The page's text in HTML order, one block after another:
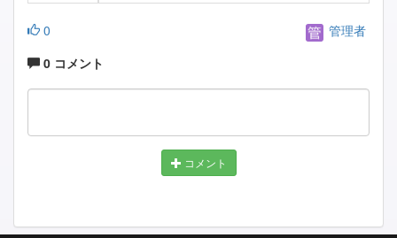
0
管理者
0 コメント
コメント